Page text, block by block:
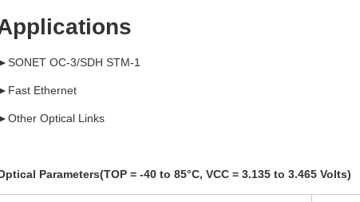
OC-3/SDH STM-1
Ethernet
Optical Links
Parameters(TOP = -40 to 85°C, VCC = 3.135 to 3.465 Volts)